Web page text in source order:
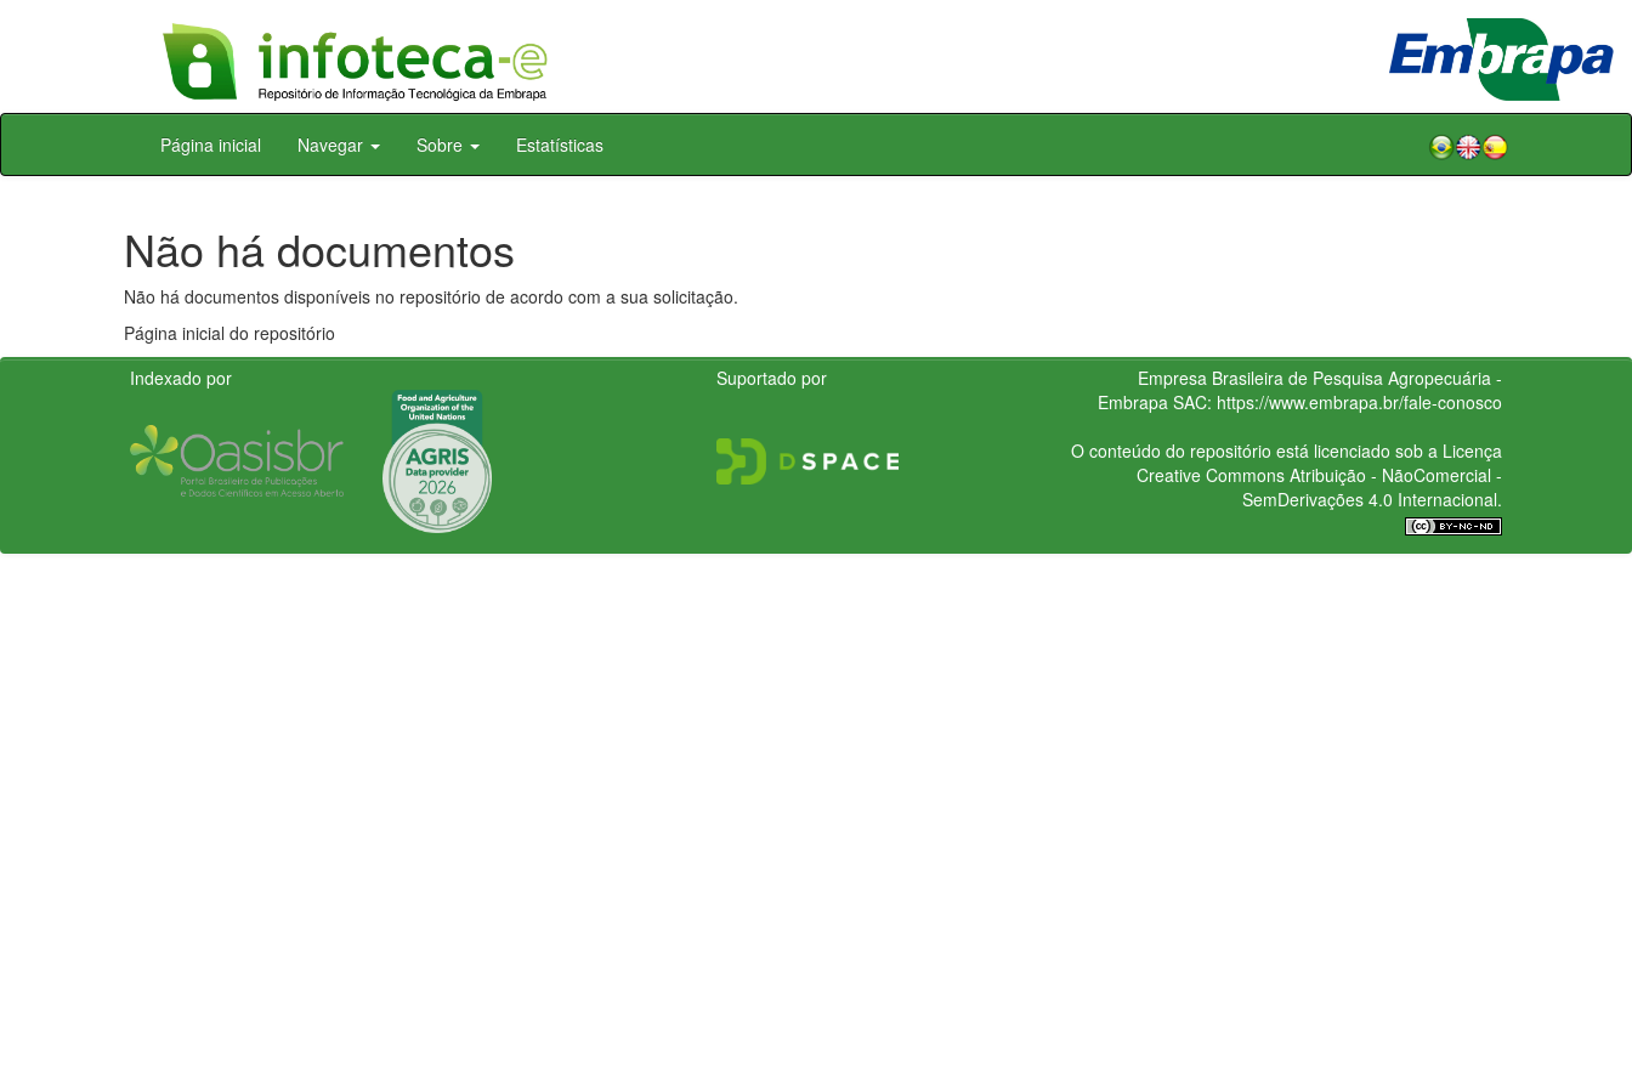
Skip
Página inicial Navegar Sobre Estatísticas
Não há documentos
Não há documentos disponíveis no repositório de acordo com a sua solicitação.
Página inicial do repositório
Indexado por
Suportado por
Empresa Brasileira de Pesquisa Agropecuária -
Embrapa SAC: https://www.embrapa.br/fale-conosco
O conteúdo do repositório está licenciado sob a Licença
Creative CommonsAtribuição - NãoComercial -
SemDerivações 4.0 Internacional.